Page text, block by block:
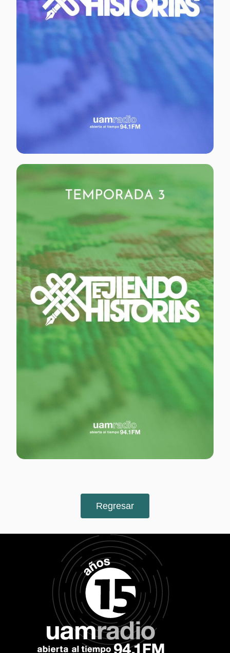
Regresar